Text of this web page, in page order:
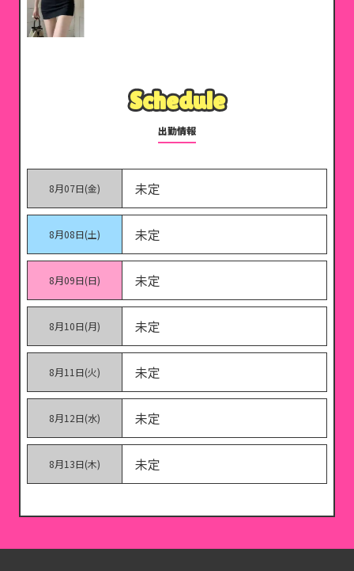
Schedule
Schedule
出勤情報
8月07日(金) 未定
8月08日(土) 未定
8月09日(日) 未定
8月10日(月) 未定
8月11日(火) 未定
8月12日(水) 未定
8月13日(木) 未定